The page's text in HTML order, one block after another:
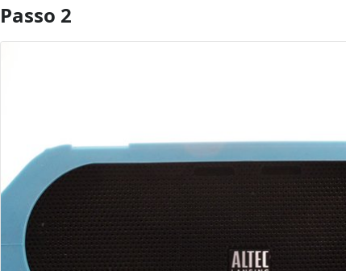
Aggiungi Commento
Passo 2